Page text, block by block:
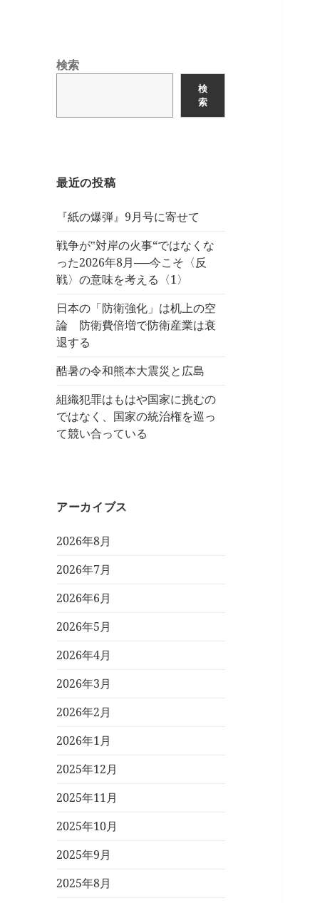
検索
検
索
最近の投稿
『紙の爆弾』9月号に寄せて
戦争が‟対岸の火事“ではなくな
った2026年8月──今こそ〈反
戦〉の意味を考える〈1〉
日本の「防衛強化」は机上の空
論 防衛費倍増で防衛産業は衰
退する
酷暑の令和熊本大震災と広島
組織犯罪はもはや国家に挑むの
ではなく、国家の統治権を巡っ
て競い合っている
アーカイブス
2026年8月
2026年7月
2026年6月
2026年5月
2026年4月
2026年3月
2026年2月
2026年1月
2025年12月
2025年11月
2025年10月
2025年9月
2025年8月